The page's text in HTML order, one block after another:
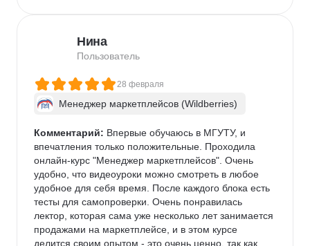
Нина
Пользователь
28 февраля
Менеджер маркетплейсов (Wildberries)
Комментарий: Впервые обучаюсь в МГУТУ, и
впечатления только положительные. Проходила
онлайн-курс "Менеджер маркетплейсов". Очень
удобно, что видеоуроки можно смотреть в любое
удобное для себя время. После каждого блока есть
тесты для самопроверки. Очень понравилась
лектор, которая сама уже несколько лет занимается
продажами на маркетплейсе, и в этом курсе
делится своим опытом - это очень ценно, так как